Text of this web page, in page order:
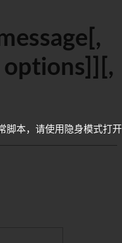
options]][,
脚本，请使用隐身模式打开